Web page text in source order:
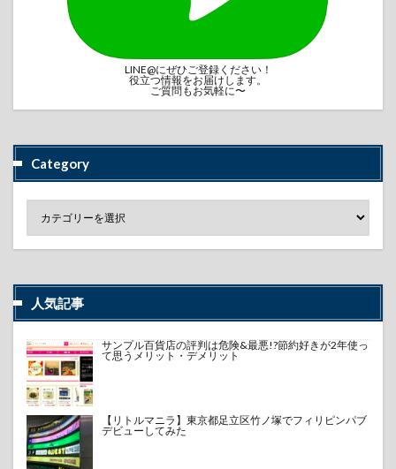
LINE@にぜひご登録ください！
役立つ情報をお届けします。
ご質問もお気軽に〜
Category
人気記事
サンプル百貨店の評判は危険&最悪!?節約好きが2年使っ
て思うメリット・デメリット
【リトルマニラ】東京都足立区竹ノ塚でフィリピンパブ
デビューしてみた